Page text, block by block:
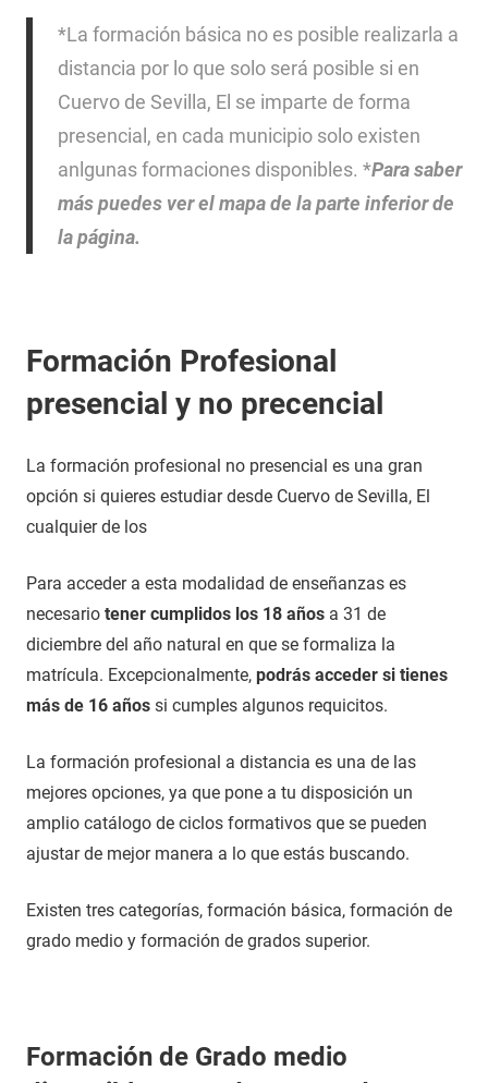
*La formación básica no es posible realizarla a
distancia por lo que solo será posible si en
Cuervo de Sevilla, El se imparte de forma
presencial, en cada municipio solo existen
anlgunas formaciones disponibles. *Para saber
más puedes ver el mapa de la parte inferior de
la página.
Formación Profesional
presencial y no precencial
La formación profesional no presencial es una gran
opción si quieres estudiar desde Cuervo de Sevilla, El
cualquier de los
Para acceder a esta modalidad de enseñanzas es
necesario tener cumplidos los 18 años a 31 de
diciembre del año natural en que se formaliza la
matrícula. Excepcionalmente, podrás acceder si tienes
más de 16 años si cumples algunos requicitos.
La formación profesional a distancia es una de las
mejores opciones, ya que pone a tu disposición un
amplio catálogo de ciclos formativos que se pueden
ajustar de mejor manera a lo que estás buscando.
Existen tres categorías, formación básica, formación de
grado medio y formación de grados superior.
Formación de Grado medio